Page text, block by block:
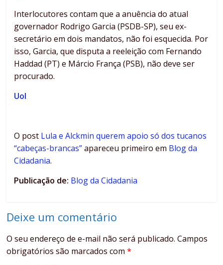
Interlocutores contam que a anuência do atual
governador Rodrigo Garcia (PSDB-SP), seu ex-
secretário em dois mandatos, não foi esquecida. Por
isso, Garcia, que disputa a reeleição com Fernando
Haddad (PT) e Márcio França (PSB), não deve ser
procurado.
Uol
O post Lula e Alckmin querem apoio só dos tucanos
“cabeças-brancas”apareceu primeiro em Blog da
Cidadania.
Publicação de: Blog da Cidadania
Deixe um comentário
O seu endereço de e-mail não será publicado. Campos
obrigatórios são marcados com*